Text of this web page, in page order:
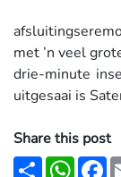
met ’n veel
drie-minute
uitgesaai is
Share this post
Share